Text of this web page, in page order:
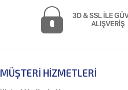
MÜŞTERI HIZMETLERI